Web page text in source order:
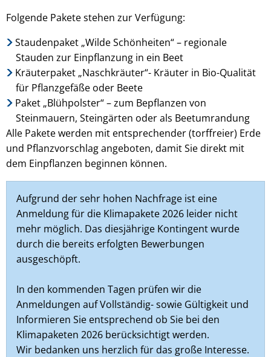
Folgende Pakete stehen zur Verfügung:
Staudenpaket „Wilde Schönheiten“ – regionale
Stauden zur Einpflanzung in ein Beet
Kräuterpaket „Naschkräuter“- Kräuter in Bio-Qualität
für Pflanzgefäße oder Beete
Paket „Blühpolster“ – zum Bepflanzen von
Steinmauern, Steingärten oder als Beetumrandung
Alle Pakete werden mit entsprechender (torffreier) Erde
und Pflanzvorschlag angeboten, damit Sie direkt mit
dem Einpflanzen beginnen können.
Aufgrund der sehr hohen Nachfrage ist eine
Anmeldung für die Klimapakete 2026 leider nicht
mehr möglich. Das diesjährige Kontingent wurde
durch die bereits erfolgten Bewerbungen
ausgeschöpft.
In den kommenden Tagen prüfen wir die
Anmeldungen auf Vollständig- sowie Gültigkeit und
Informieren Sie entsprechend ob Sie bei den
Klimapaketen 2026 berücksichtigt werden.
Wir bedanken uns herzlich für das große Interesse.